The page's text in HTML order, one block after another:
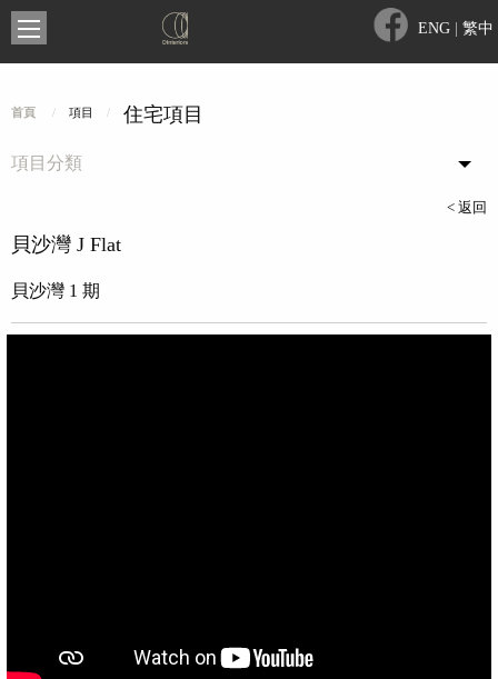
ENG | 繁中
首頁 項目 住宅項目
項目分類
< 返回
貝沙灣 J Flat
貝沙灣 1 期